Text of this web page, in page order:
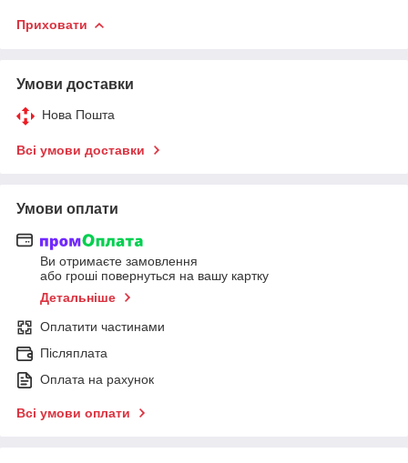
Приховати
Умови доставки
Нова Пошта
Всі умови доставки
Умови оплати
Ви отримаєте замовлення
або гроші повернуться на вашу картку
Детальніше
Оплатити частинами
Післяплата
Оплата на рахунок
Всі умови оплати